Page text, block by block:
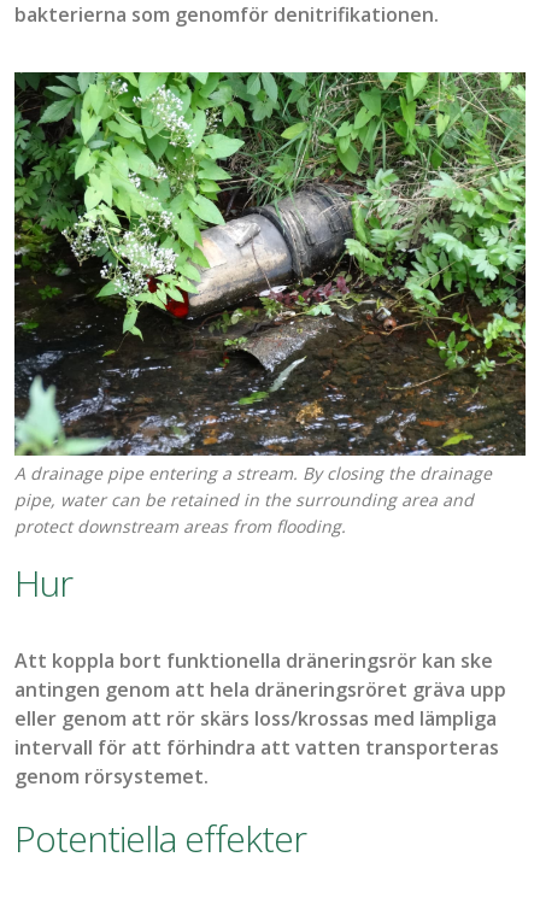
bakterierna som genomför denitrifikationen.
A drainage pipe entering a stream. By closing the drainage
pipe, water can be retained in the surrounding area and
protect downstream areas from flooding.
Hur
Att koppla bort funktionella dräneringsrör kan ske
antingen genom att hela dräneringsröret gräva upp
eller genom att rör skärs loss/krossas med lämpliga
intervall för att förhindra att vatten transporteras
genom rörsystemet.
Potentiella effekter